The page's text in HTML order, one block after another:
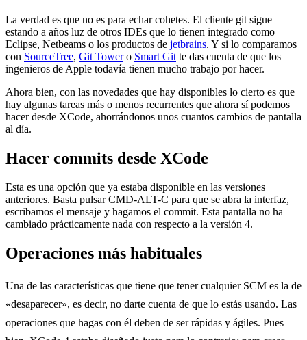
La verdad es que no es para echar cohetes. El cliente git sigue
estando a años luz de otros IDEs que lo tienen integrado como
Eclipse, Netbeams o los productos de jetbrains. Y si lo comparamos
con SourceTree, Git Towero Smart Git te das cuenta de que los
ingenieros de Apple todavía tienen mucho trabajo por hacer.
Ahora bien, con las novedades que hay disponibles lo cierto es que
hay algunas tareas más o menos recurrentes que ahora sí podemos
hacer desde XCode, ahorrándonos unos cuantos cambios de pantalla
al día.
Hacer commits desde XCode
Esta es una opción que ya estaba disponible en las versiones
anteriores. Basta pulsar CMD-ALT-C para que se abra la interfaz,
escribamos el mensaje y hagamos el commit. Esta pantalla no ha
cambiado prácticamente nada con respecto a la versión 4.
Operaciones más habituales
Una de las características que tiene que tener cualquier SCM es la de
«desaparecer», es decir, no darte cuenta de que lo estás usando. Las
operaciones que hagas con él deben de ser rápidas y ágiles. Pues